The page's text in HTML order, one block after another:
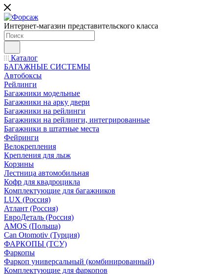
Интернет-магазин представительского класса
Каталог
БАГАЖНЫЕ СИСТЕМЫ
Автобоксы
Рейлинги
Багажники модельные
Багажники на арку двери
Багажники на рейлинги
Багажники на рейлинги, интегрированные
Багажники в штатные места
Фейринги
Велокрепления
Крепления для лыж
Корзины
Лестница автомобильная
Кофр для квадроцикла
Комплектующие для багажников
LUX (Россия)
Атлант (Россия)
ЕвроДеталь (Россия)
AMOS (Польша)
Can Otomotiv (Турция)
ФАРКОПЫ (ТСУ)
Фаркопы
Фаркоп универсальный (комбинированный)
Комплектующие для фаркопов